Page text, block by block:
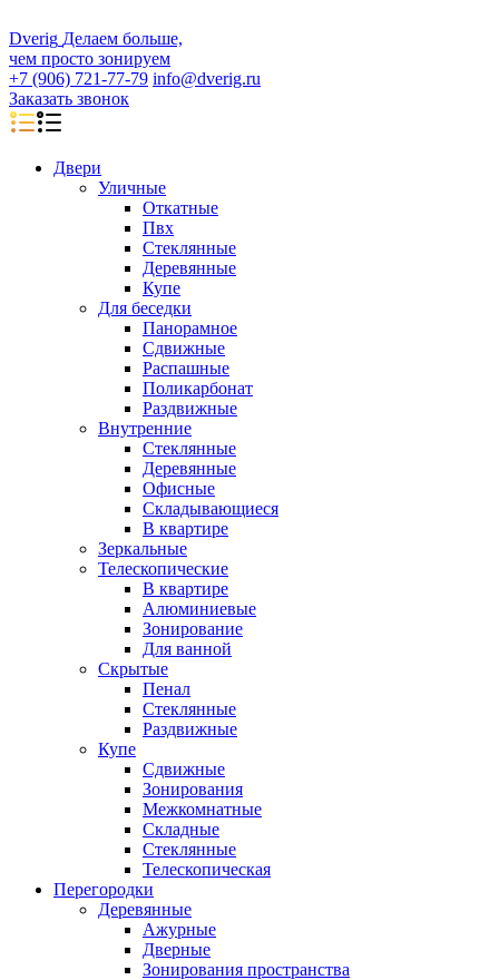
Dverig Делаем больше,
чем просто зонируем
+7 (906) 721-77-79 info@dverig.ru
Заказать звонок
Двери
Уличные
Откатные
Пвх
Стеклянные
Деревянные
Купе
Для беседки
Панорамное
Сдвижные
Распашные
Поликарбонат
Раздвижные
Внутренние
Стеклянные
Деревянные
Офисные
Складывающиеся
В квартире
Зеркальные
Телескопические
В квартире
Алюминиевые
Зонирование
Для ванной
Скрытые
Пенал
Стеклянные
Раздвижные
Купе
Сдвижные
Зонирования
Межкомнатные
Складные
Стеклянные
Телескопическая
Перегородки
Деревянные
Ажурные
Дверные
Зонирования пространства